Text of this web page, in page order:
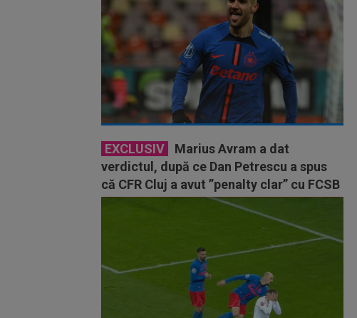
EXCLUSIV
Marius Avram a dat
verdictul, după ce Dan Petrescu a spus
că CFR Cluj a avut ”penalty clar” cu FCSB